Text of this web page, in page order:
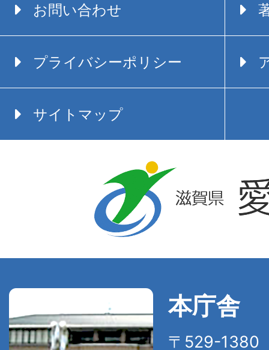
お問い合わせ
プライバシーポリシー
サイトマップ
本庁舎
〒529-